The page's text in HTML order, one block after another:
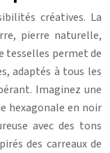
créatives. La
pierre naturelle,
tesselles permet de
adaptés à tous les
Imaginez une
hexagonale en noir
avec des tons
des carreaux de